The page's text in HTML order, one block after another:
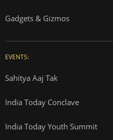
Gadgets & Gizmos
EVENTS:
Sahitya Aaj Tak
India Today Conclave
India Today Youth Summit